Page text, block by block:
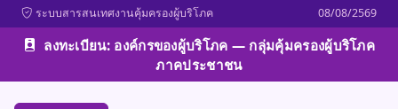
ระบบสารสนเทศงานคุ้มครองผู้บริโภค 08/08/2569
ลงทะเบียน: องค์กรของผู้บริโภค — กลุ่มคุ้มครองผู้บริโภค
ภาคประชาชน